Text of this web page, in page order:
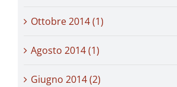
Ottobre 2014 (1)
Agosto 2014 (1)
Giugno 2014 (2)